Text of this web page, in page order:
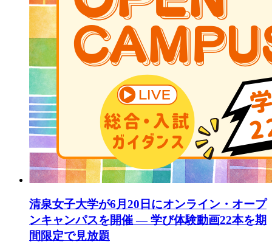
清泉女子大学が6月20日にオンライン・オープ
ンキャンパスを開催 ― 学び体験動画22本を期
間限定で見放題